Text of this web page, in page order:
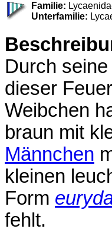
Familie:
Unterfamilie:
Durch
dieser
Weibchen
braun mit
Männchen
kleinen
Form
fehlt.